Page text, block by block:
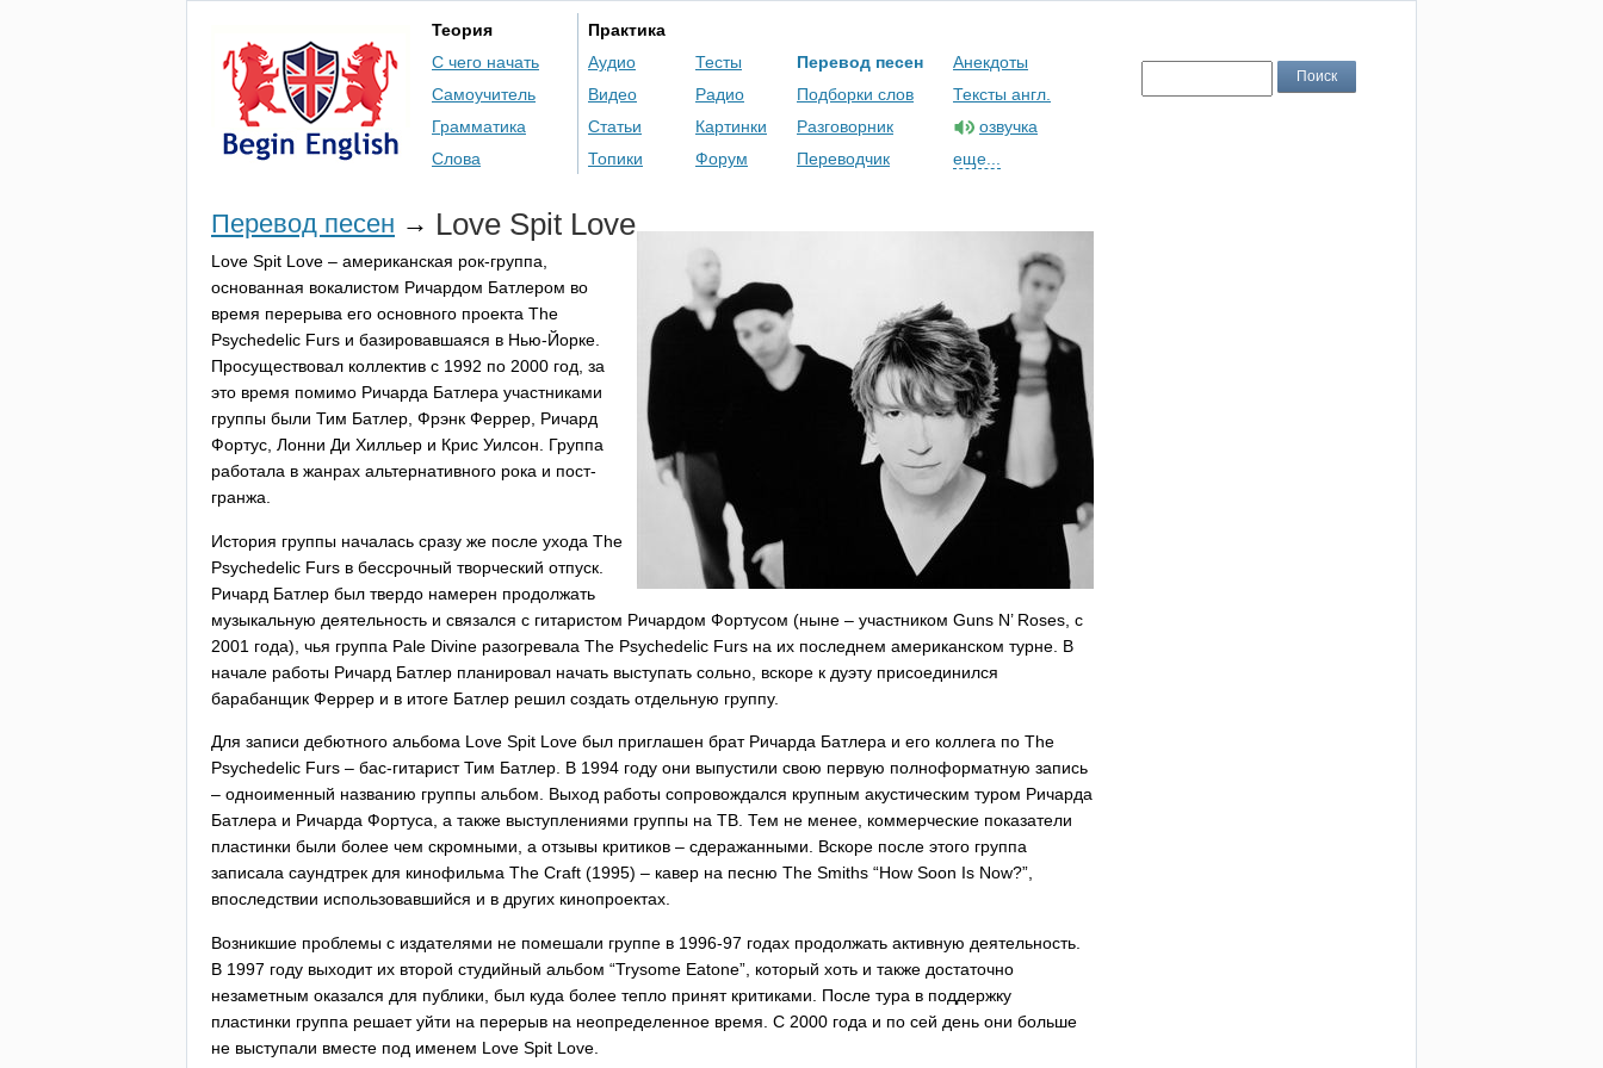
Теория
С чего начать
Самоучитель
Грамматика
Слова
Практика
Аудио
Видео
Статьи
Топики
Тесты
Радио
Картинки
Форум
Перевод песен
Подборки слов
Разговорник
Переводчик
Анекдоты
Тексты англ.
озвучка
еще...
Перевод песен → Love Spit Love
Love Spit Love – американская рок-группа,
основанная вокалистом Ричардом Батлером во
время перерыва его основного проекта The
Psychedelic Furs и базировавшаяся в Нью-Йорке.
Просуществовал коллектив с 1992 по 2000 год, за
это время помимо Ричарда Батлера участниками
группы были Тим Батлер, Фрэнк Феррер, Ричард
Фортус, Лонни Ди Хилльер и Крис Уилсон. Группа
работала в жанрах альтернативного рока и пост-
гранжа.
История группы началась сразу же после ухода The
Psychedelic Furs в бессрочный творческий отпуск.
Ричард Батлер был твердо намерен продолжать
музыкальную деятельность и связался с гитаристом Ричардом Фортусом (ныне – участником Guns N’ Roses , с
2001 года), чья группа Pale Divine разогревала The Psychedelic Furs на их последнем американском турне. В
начале работы Ричард Батлер планировал начать выступать сольно, вскоре к дуэту присоединился
барабанщик Феррер и в итоге Батлер решил создать отдельную группу.
Для записи дебютного альбома Love Spit Love был приглашен брат Ричарда Батлера и его коллега по The
Psychedelic Furs – бас-гитарист Тим Батлер. В 1994 году они выпустили свою первую полноформатную запись
– одноименный названию группы альбом. Выход работы сопровождался крупным акустическим туром Ричарда
Батлера и Ричарда Фортуса, а также выступлениями группы на ТВ. Тем не менее, коммерческие показатели
пластинки были более чем скромными, а отзывы критиков – сдеражанными. Вскоре после этого группа
записала саундтрек для кинофильма The Craft (1995) – кавер на песню The Smiths “How Soon Is Now?”,
впоследствии использовавшийся и в других кинопроектах.
Возникшие проблемы с издателями не помешали группе в 1996-97 годах продолжать активную деятельность.
В 1997 году выходит их второй студийный альбом “Trysome Eatone”, который хоть и также достаточно
незаметным оказался для публики, был куда более тепло принят критиками. После тура в поддержку
пластинки группа решает уйти на перерыв на неопределенное время. С 2000 года и по сей день они больше
не выступали вместе под именем Love Spit Love